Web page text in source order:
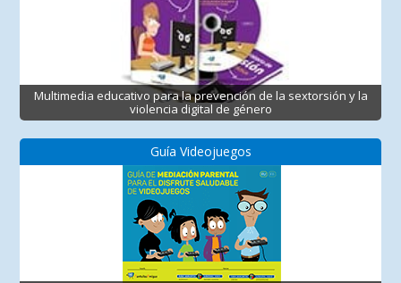
Multimedia educativo para la prevención de la sextorsión y la
violencia digital de género
Guía Videojuegos